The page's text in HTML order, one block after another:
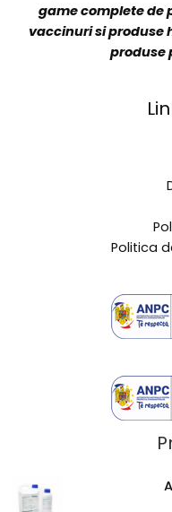
game complete de
vaccinuri si produse
produse
Politica